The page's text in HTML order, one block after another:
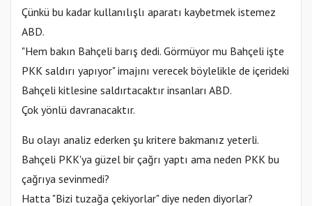
Çünkü bu kadar kullanılışlı aparatı kaybetmek istemez
ABD.
"Hem bakın Bahçeli barış dedi. Görmüyor mu Bahçeli işte
PKK saldırı yapıyor" imajını verecek böylelikle de içerideki
Bahçeli kitlesine saldırtacaktır insanları ABD.
Çok yönlü davranacaktır.
Bu olayı analiz ederken şu kritere bakmanız yeterli.
Bahçeli PKK'ya güzel bir çağrı yaptı ama neden PKK bu
çağrıya sevinmedi?
Hatta "Bizi tuzağa çekiyorlar" diye neden diyorlar?